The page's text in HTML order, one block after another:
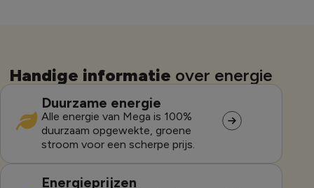
Handige informatie over energie
Duurzame energie
Alle energie van Mega is 100%
duurzaam opgewekte, groene
stroom voor een scherpe prijs.
Energieprijzen